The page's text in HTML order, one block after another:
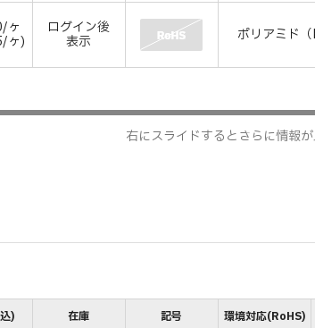
ヶ
ヶ)
ログイン後
表示 ポリアミド（
右にスライドするとさらに情報
) 在庫 記号 環境対応(RoHS)